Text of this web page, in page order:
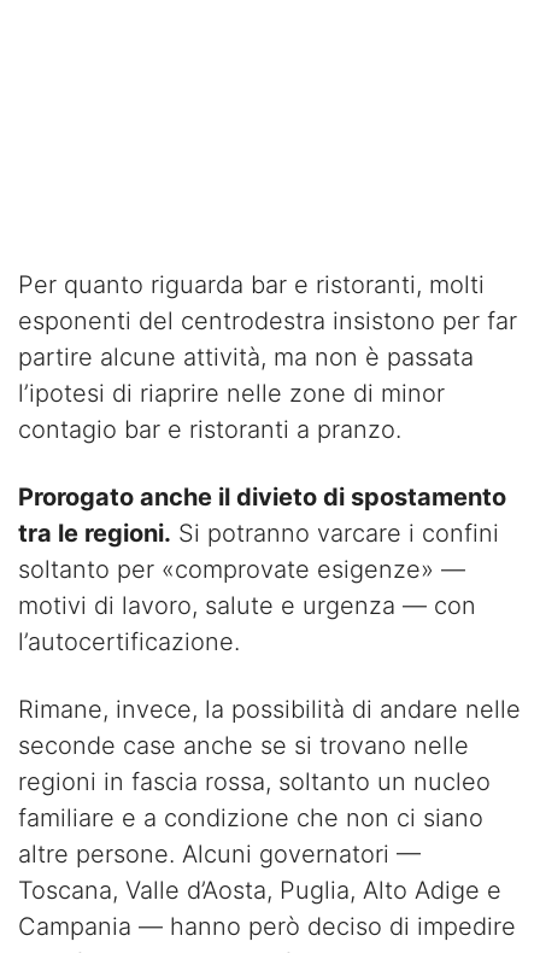
Per quanto riguarda bar e ristoranti, molti
esponenti del centrodestra insistono per far
partire alcune attività, ma non è passata
l’ipotesi di riaprire nelle zone di minor
contagio bar e ristoranti a pranzo.
Prorogato anche il divieto di spostamento
tra le regioni. Si potranno varcare i confini
soltanto per «comprovate esigenze» —
motivi di lavoro, salute e urgenza — con
l’autocertificazione.
Rimane, invece, la possibilità di andare nelle
seconde case anche se si trovano nelle
regioni in fascia rossa, soltanto un nucleo
familiare e a condizione che non ci siano
altre persone. Alcuni governatori —
Toscana, Valle d’Aosta, Puglia, Alto Adige e
Campania — hanno però deciso di impedire